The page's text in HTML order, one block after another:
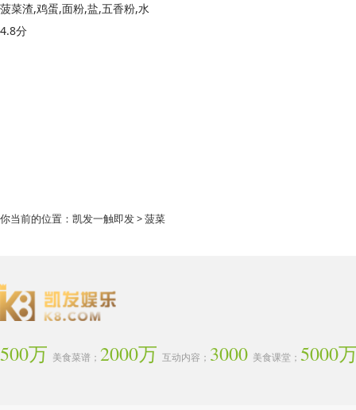
菠菜渣,鸡蛋,面粉,盐,五香粉,水
4.8分
你当前的位置： 凯发一触即发> 菠菜
500万 美食菜谱； 2000万 互动内容； 3000 美食课堂； 5000